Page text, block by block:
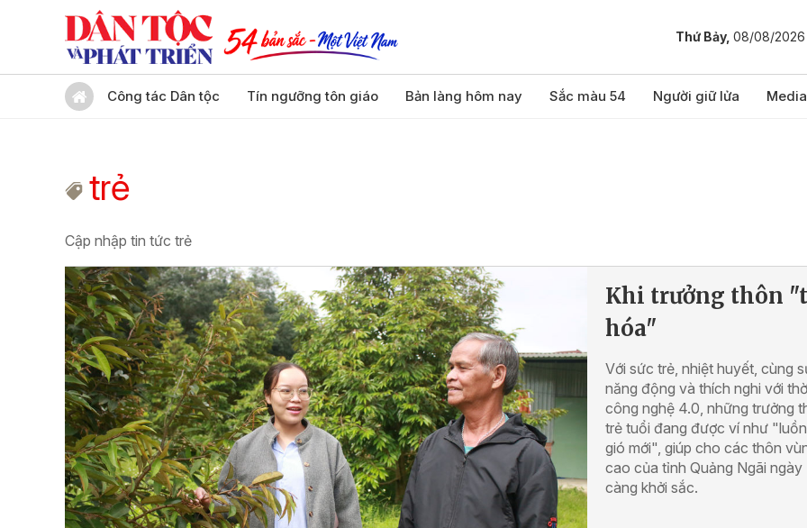
Thứ Bảy, 08/08/2026
Công tác Dân tộc Tín ngưỡng tôn giáo Bản làng hôm nay Sắc màu 54 Người giữ lửa Media
trẻ
Cập nhập tin tức trẻ
Khi trưởng thôn
hóa"
Với sức trẻ, nhiệt huyết, cùng
năng động và thích nghi với
công nghệ 4.0, những trưởng
trẻ tuổi đang được ví như
gió mới", giúp cho các thôn
cao của tỉnh Quảng Ngãi ngày
càng khởi sắc.